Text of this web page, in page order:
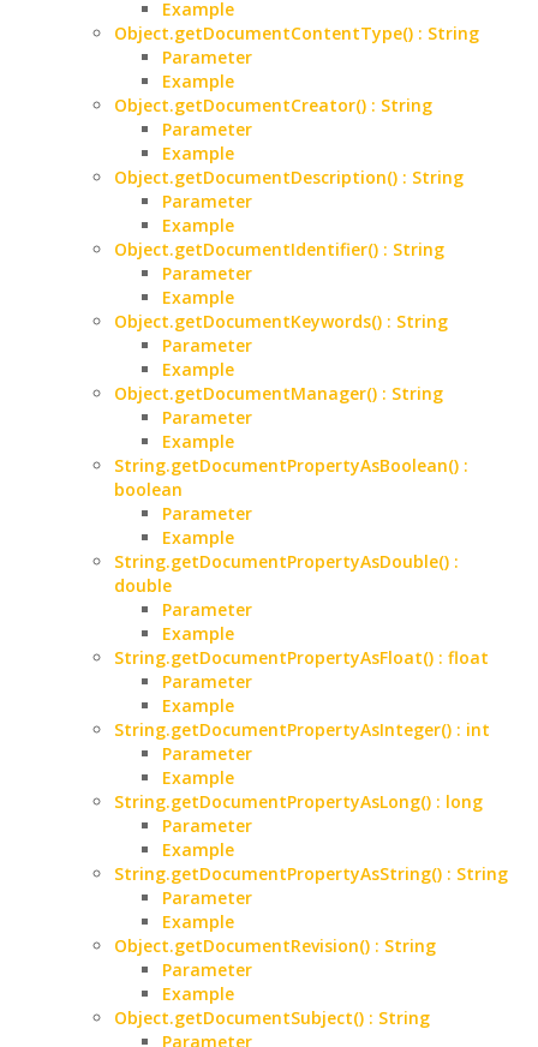
Example
Object.getDocumentContentType() : String
Parameter
Example
Object.getDocumentCreator() : String
Parameter
Example
Object.getDocumentDescription() : String
Parameter
Example
Object.getDocumentIdentifier() : String
Parameter
Example
Object.getDocumentKeywords() : String
Parameter
Example
Object.getDocumentManager() : String
Parameter
Example
String.getDocumentPropertyAsBoolean() :
boolean
Parameter
Example
String.getDocumentPropertyAsDouble() :
double
Parameter
Example
String.getDocumentPropertyAsFloat() : float
Parameter
Example
String.getDocumentPropertyAsInteger() : int
Parameter
Example
String.getDocumentPropertyAsLong() : long
Parameter
Example
String.getDocumentPropertyAsString() : String
Parameter
Example
Object.getDocumentRevision() : String
Parameter
Example
Object.getDocumentSubject() : String
Parameter